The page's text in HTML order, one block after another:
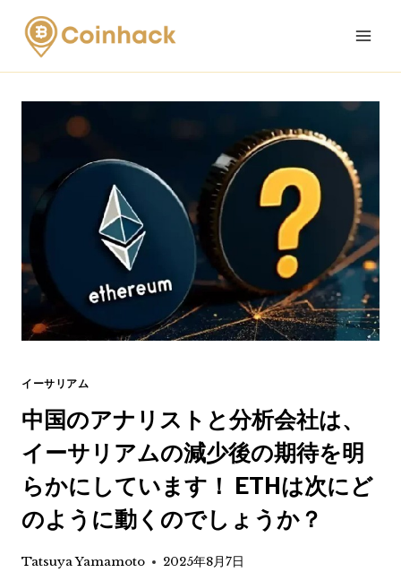
Skip
content
イーサリアム
中国のアナリストと分析会社は、
イーサリアムの減少後の期待を明
らかにしています！ ETHは次にど
のように動くのでしょうか？
Tatsuya Yamamoto 2025年8月7日